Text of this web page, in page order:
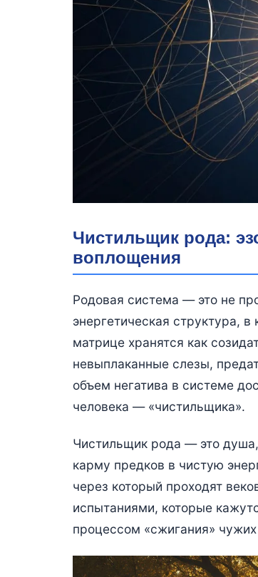
Чистильщик рода:
воплощения
Родовая система — это не
энергетическая структура,
матрице хранятся как
невыплаканные слезы,
объем негатива в системе
человека — «чистильщика».
Чистильщик рода — это
карму предков в чистую
через который проходят
испытаниями, которые
процессом «сжигания»